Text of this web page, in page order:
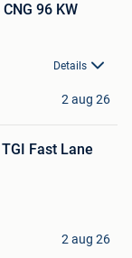
96 KW
Details
2 aug 26
Fast Lane
2 aug 26